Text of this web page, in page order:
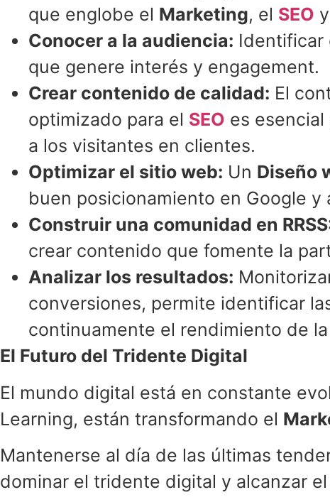
que englobe el Marketing, el SEO
Conocer a la audiencia: Identificar
que genere interés y engagement.
Crear contenido de calidad: El
optimizado para el SEO es
a los visitantes en clientes.
Optimizar el sitio web: Un Diseño
buen posicionamiento en Google
Construir una comunidad en
crear contenido que fomente la
Analizar los resultados:
conversiones, permite identificar
continuamente el rendimiento de
El Futuro del Tridente Digital
El mundo digital está en constante
Learning, están transformando el
Mantenerse al día de las últimas
dominar el tridente digital y alcanzar